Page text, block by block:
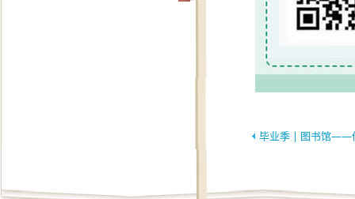
毕业季 | 图书馆——